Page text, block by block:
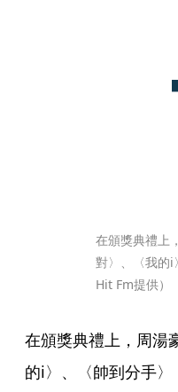
在頒獎典禮上
對〉、〈我的i
Hit Fm提供）
在頒獎典禮上，周湯
的i〉、〈帥到分手〉